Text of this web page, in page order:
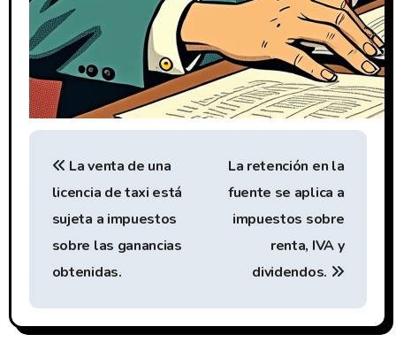
N
g
a
La venta de una
licencia de taxi está
sujeta a impuestos
sobre las ganancias
obtenidas.
La retención en la
fuente se aplica a
impuestos sobre
renta, IVA y
dividendos.